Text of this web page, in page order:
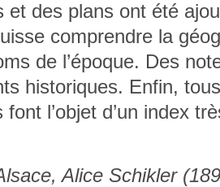
et des plans ont été
comprendre la
de l’époque. Des
historiques. Enfin,
l’objet d’un index
Alice Schikler